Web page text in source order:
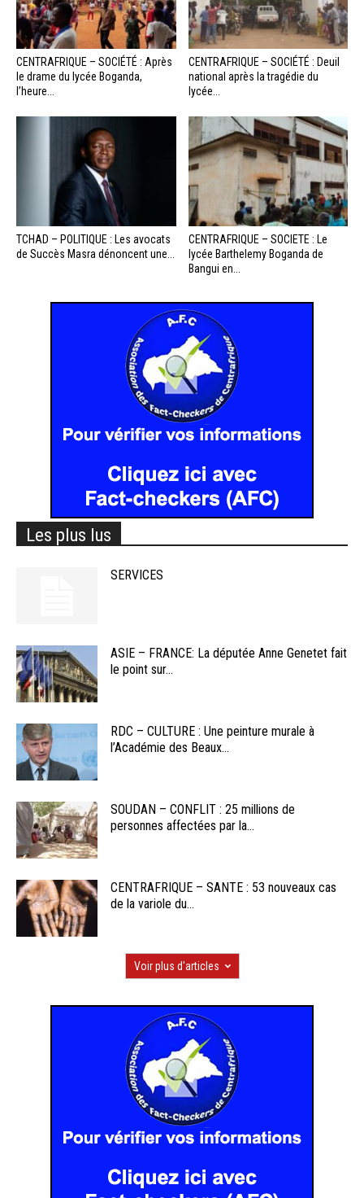
CENTRAFRIQUE – SOCIÉTÉ : Après
le drame du lycée Boganda,
l’heure...
CENTRAFRIQUE – SOCIÉTÉ : Deuil
national après la tragédie du
lycée...
TCHAD – POLITIQUE : Les avocats
de Succès Masra dénoncent une...
CENTRAFRIQUE – SOCIETE : Le
lycée Barthelemy Boganda de
Bangui en...
Les plus lus
SERVICES
ASIE – FRANCE: La députée Anne Genetet fait
le point sur...
RDC – CULTURE : Une peinture murale à
l’Académie des Beaux...
SOUDAN – CONFLIT : 25 millions de
personnes affectées par la...
CENTRAFRIQUE – SANTE : 53 nouveaux cas
de la variole du...
Voir plus d'articles